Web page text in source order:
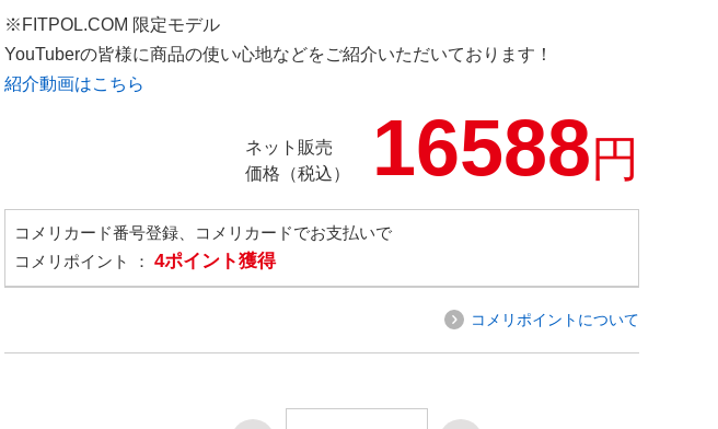
※FITPOL.COM 限定モデル
YouTuberの皆様に商品の使い心地などをご紹介いただいております！
紹介動画はこちら
ネット販売
価格（税込）
16588円
コメリカード番号登録、コメリカードでお支払いで
コメリポイント ： 4ポイント獲得
コメリポイントについて